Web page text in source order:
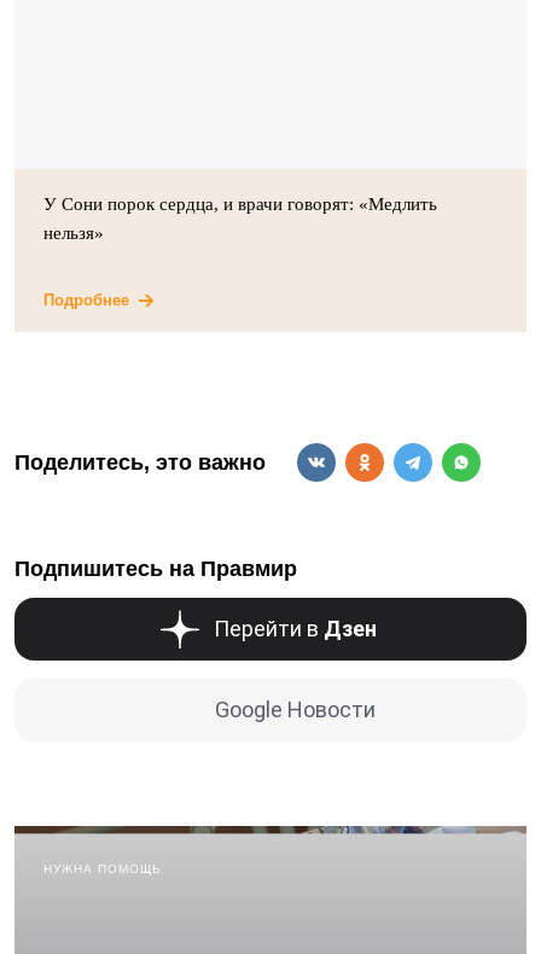
У Сони порок сердца, и врачи говорят: «Медлить
нельзя»
Подробнее
Поделитесь, это важно
Подпишитесь на Правмир
Перейти в Дзен
Google Новости
НУЖНА ПОМОЩЬ